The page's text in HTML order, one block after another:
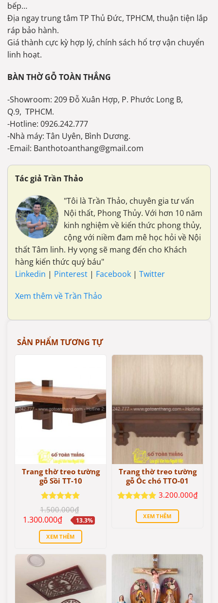
bếp…
Địa ngay trung tâm TP Thủ Đức, TPHCM, thuận tiện lắp
ráp bảo hành.
Giá thành cực kỳ hợp lý, chính sách hổ trợ vận chuyển
linh hoạt.
BÀN THỜ GỖ TOÀN THẮNG
-Showroom: 209 Đỗ Xuân Hợp, P. Phước Long B,
Q.9, TPHCM.
-Hotline: 0926.242.777
-Nhà máy: Tân Uyên, Bình Dương.
-Email: Banthotoanthang@gmail.com
Tác giả Trần Thảo
"Tôi là Trần Thảo, chuyên gia tư vấn
Nội thất, Phong Thủy. Với hơn 10 năm
kinh nghiệm về kiến thức phong thủy,
cộng với niềm đam mê học hỏi về Nội
thất Tâm linh. Hy vọng sẽ mang đến cho Khách
hàng kiến thức quý báu"
Linkedin | Pinterest | Facebook | Twitter
Xem thêm về Trần Thảo
SẢN PHẨM TƯƠNG TỰ
Trang thờ treo tường
gỗ Sồi TT-10
Được xếp
hạng55
sao
1.500.000₫
Giá
gốc
1.500.000₫.
1.300.000₫Giá
hiện
tại
là:
1.300.000₫.
13.3%
XEM THÊM
Trang thờ treo tường
gỗ Óc chó TTO-01
5
3.200.000₫
XEM THÊM